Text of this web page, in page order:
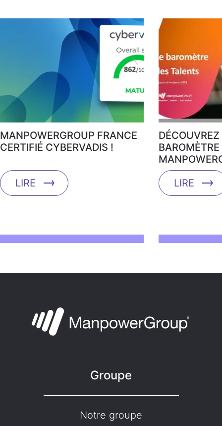
MANPOWERGROUP FRANCE
CERTIFIÉ CYBERVADIS !
LIRE
DÉCOUVREZ
LIRE
Groupe
Notre groupe